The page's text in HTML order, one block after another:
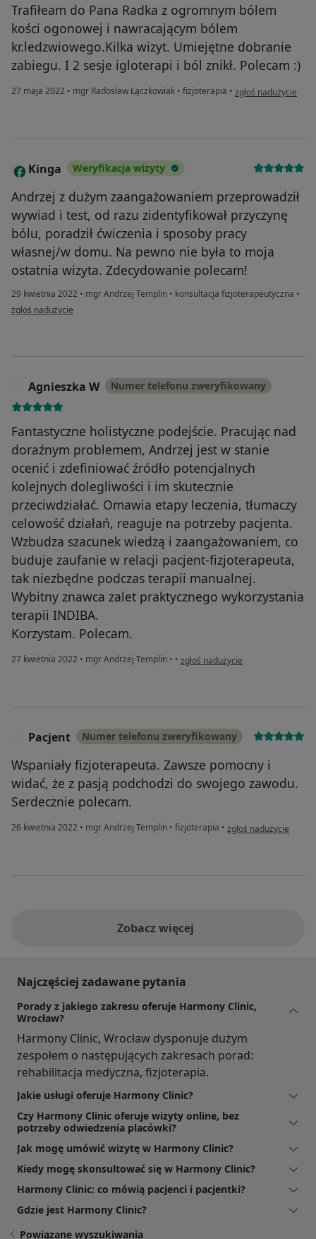
Trafiłeam do Pana Radka z ogromnym bólem
kości ogonowej i nawracającym bólem
kr.ledzwiowego.Kilka wizyt. Umiejętne dobranie
zabiegu. I 2 sesje igloterapi i ból znikł. Polecam :)
27 maja 2022 • mgr Radosław Łączkowiak • fizjoterapia • w opinii
zgłoś nadużycie
K Kinga Weryfikacja wizyty
Andrzej z dużym zaangażowaniem przeprowadził
wywiad i test, od razu zidentyfikował przyczynę
bólu, poradził ćwiczenia i sposoby pracy
własnej/w domu. Na pewno nie była to moja
ostatnia wizyta. Zdecydowanie polecam!
29 kwietnia 2022 • mgr Andrzej Templin • konsultacja fizjoterapeutyczna •
w opinii użytkownika Kinga
zgłoś nadużycie
Agnieszka W Numer telefonu zweryfikowany
Fantastyczne holistyczne podejście. Pracując nad
doraźnym problemem, Andrzej jest w stanie
ocenić i zdefiniować źródło potencjalnych
kolejnych dolegliwości i im skutecznie
przeciwdziałać. Omawia etapy leczenia, tłumaczy
celowość działań, reaguje na potrzeby pacjenta.
Wzbudza szacunek wiedzą i zaangażowaniem, co
buduje zaufanie w relacji pacjent-fizjoterapeuta,
tak niezbędne podczas terapii manualnej.
Wybitny znawca zalet praktycznego wykorzystania
terapii INDIBA.
Korzystam. Polecam.
27 kwietnia 2022 • mgr Andrzej Templin • • w opinii użytkownika Agnieszka W
zgłoś nadużycie
Pacjent Numer telefonu zweryfikowany
Wspaniały fizjoterapeuta. Zawsze pomocny i
widać, że z pasją podchodzi do swojego zawodu.
Serdecznie polecam.
26 kwietnia 2022 • mgr Andrzej Templin • fizjoterapia • w opinii użytkownika
zgłoś nadużycie
Zobacz więcej
Najczęściej zadawane pytania
Porady z jakiego zakresu oferuje Harmony Clinic,
Wrocław?
Harmony Clinic, Wrocław dysponuje dużym
zespołem o następujących zakresach porad:
rehabilitacja medyczna, fizjoterapia.
Jakie usługi oferuje Harmony Clinic?
Czy Harmony Clinic oferuje wizyty online, bez
potrzeby odwiedzenia placówki?
Jak mogę umówić wizytę w Harmony Clinic?
Kiedy mogę skonsultować się w Harmony Clinic?
Harmony Clinic: co mówią pacjenci i pacjentki?
Gdzie jest Harmony Clinic?
Powiązane wyszukiwania